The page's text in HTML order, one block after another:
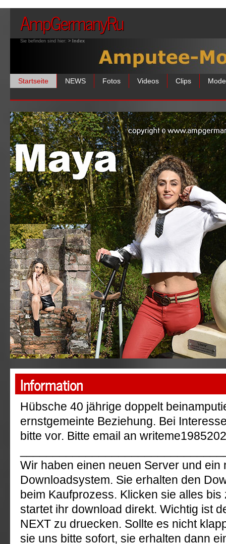
AmpGermanyRu
Sie befinden sind hier: > Index
Startseite NEWS Fotos Videos Clips
"AmpGermanyRu"
Information
Hübsche 40 jährige doppelt
ernstgemeinte Beziehung. Bei
bitte vor. Bitte email an
Wir haben einen neuen Server und ein
Downloadsystem. Sie erhalten den
beim Kaufprozess. Klicken sie alles bis
startet ihr download direkt. Wichtig ist
NEXT zu druecken. Sollte es nicht
sie uns bitte sofort, sie erhalten dann